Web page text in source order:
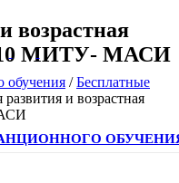
возрастная
10 МИТУ- МАСИ
обучения /Бесплатные
и возрастная